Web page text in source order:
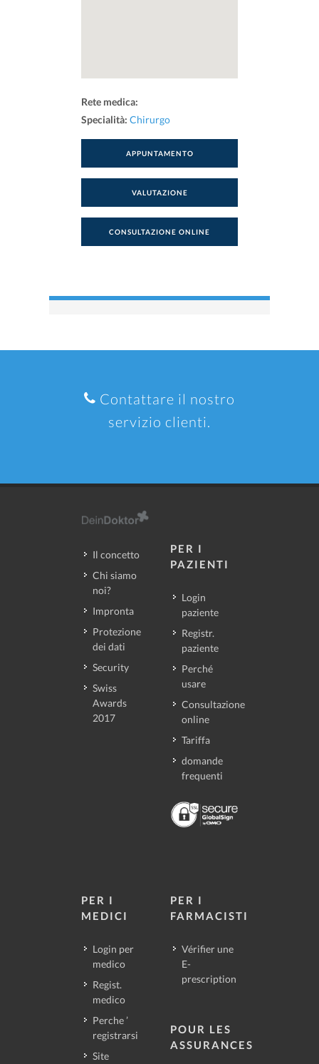
Rete medica:
Specialità: Chirurgo
APPUNTAMENTO
VALUTAZIONE
CONSULTAZIONE ONLINE
Contattare il nostro
servizio clienti.
Il concetto
Chi siamo
noi?
Impronta
Protezione
dei dati
Security
Swiss
Awards
2017
PER I
PAZIENTI
Login
paziente
Registr.
paziente
Perché
usare
Consultazione
online
Tariffa
domande
frequenti
PER I
MEDICI
Login per
medico
Regist.
medico
Perche ’
registrarsi
Site
PER I
FARMACISTI
Vérifier une
E-
prescription
POUR LES
ASSURANCES